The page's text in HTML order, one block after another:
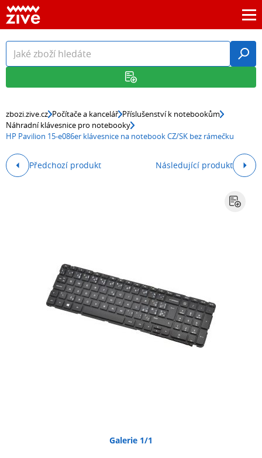
zbozi.zive.cz Počítače a kancelář Příslušenství k notebookům
Náhradní klávesnice pro notebooky
HP Pavilion 15-e086er klávesnice na notebook CZ/SK bez rámečku
Předchozí produkt Následující produkt
Galerie 1/1